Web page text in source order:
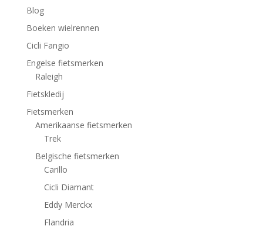
Blog
Boeken wielrennen
Cicli Fangio
Engelse fietsmerken
Raleigh
Fietskledij
Fietsmerken
Amerikaanse fietsmerken
Trek
Belgische fietsmerken
Carillo
Cicli Diamant
Eddy Merckx
Flandria